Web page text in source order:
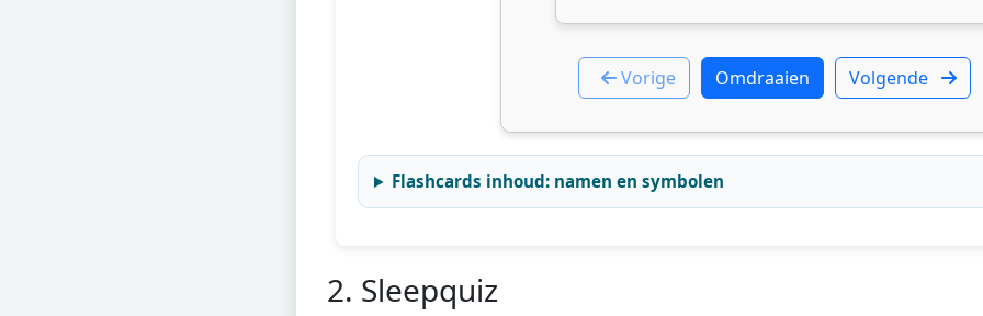
Vorige Omdraaien Volgende
Flashcards inhoud: namen en symbolen
2. Sleepquiz